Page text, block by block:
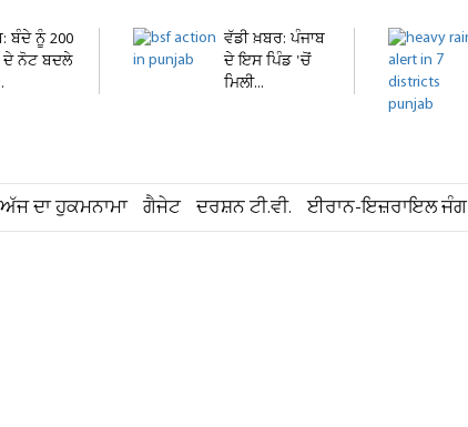
ਬੰਦੇ ਨੂੰ 200
ਨੋਟ ਬਦਲੇ
ਵੱਡੀ ਖ਼ਬਰ: ਪੰਜਾਬ
ਦੇ ਇਸ ਪਿੰਡ 'ਚੋਂ
ਮਿਲੀ...
ਅੱਜ ਦਾ ਹੁਕਮਨਾਮਾ ਗੈਜੇਟ ਦਰਸ਼ਨ ਟੀ.ਵੀ. ਈਰਾਨ-ਇਜ਼ਰਾਇਲ ਜੰਗ